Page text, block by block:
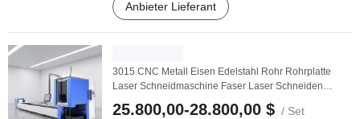
Anbieter Lieferant
3015 CNC Metall Eisen Edelstahl Rohr Rohrplatte
Laser Schneidmaschine Faser Laser Schneiden
25.800,00-28.800,00 $ / Set